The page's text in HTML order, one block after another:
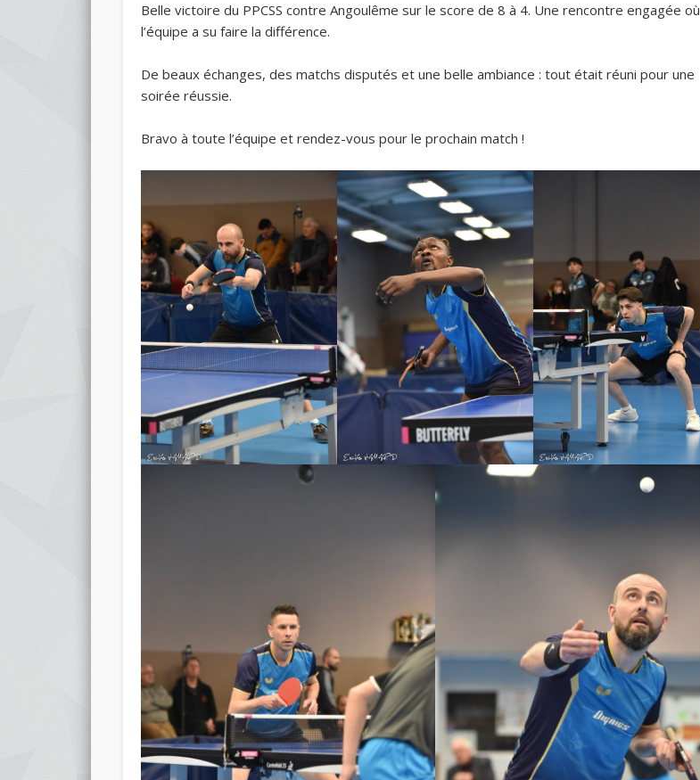
Belle victoire du PPCSS contre Angoulême sur le score de 8 à 4. Une rencontre engagée où
l’équipe a su faire la différence.
De beaux échanges, des matchs disputés et une belle ambiance : tout était réuni pour une
soirée réussie.
Bravo à toute l’équipe et rendez-vous pour le prochain match !